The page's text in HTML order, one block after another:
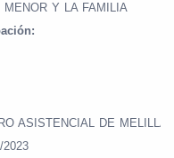
MENOR Y LA FAMILIA
ASISTENCIAL DE MELILLA)
2023